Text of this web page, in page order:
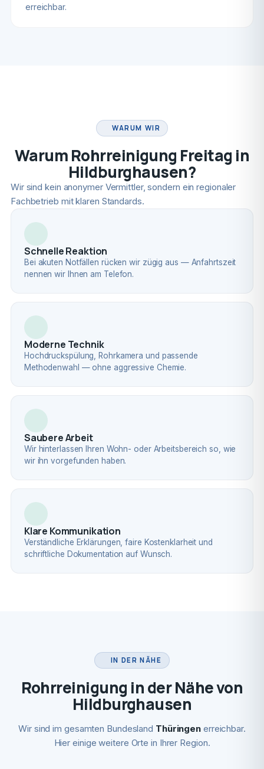
erreichbar.
WARUM WIR
Warum Rohrreinigung Freitag in
Hildburghausen?
Wir sind kein anonymer Vermittler, sondern ein regionaler
Fachbetrieb mit klaren Standards.
Schnelle Reaktion
Bei akuten Notfällen rücken wir zügig aus — Anfahrtszeit
nennen wir Ihnen am Telefon.
Moderne Technik
Hochdruckspülung, Rohrkamera und passende
Methodenwahl — ohne aggressive Chemie.
Saubere Arbeit
Wir hinterlassen Ihren Wohn- oder Arbeitsbereich so, wie
wir ihn vorgefunden haben.
Klare Kommunikation
Verständliche Erklärungen, faire Kostenklarheit und
schriftliche Dokumentation auf Wunsch.
IN DER NÄHE
Rohrreinigung in der Nähe von
Hildburghausen
Wir sind im gesamten Bundesland Thüringen erreichbar.
Hier einige weitere Orte in Ihrer Region.